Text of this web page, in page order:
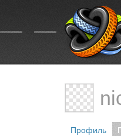
Профиль